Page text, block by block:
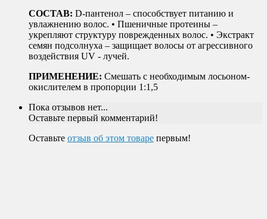
СОСТАВ: D-пантенол – способствует питанию и
увлажнению волос. • Пшеничные протеины –
укрепляют структуру поврежденных волос. • Экстракт
семян подсолнуха – защищает волосы от агрессивного
воздействия UV - лучей.
ПРИМЕНЕНИЕ: Смешать с необходимым лосьоном-
окислителем в пропорции 1:1,5
Пока отзывов нет...
Оставьте первый комментарий!
Оставьте отзыв об этом товаре первым!